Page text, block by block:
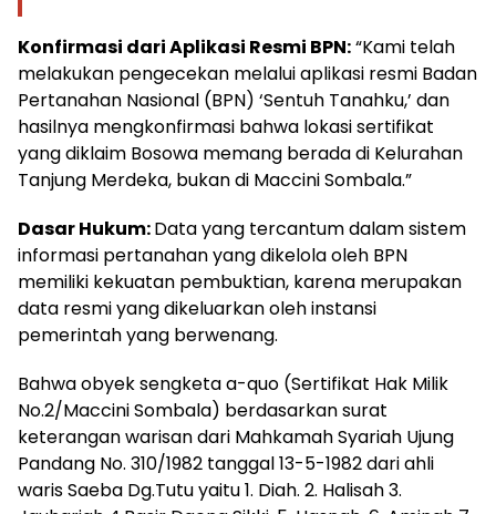
Konfirmasi dari Aplikasi Resmi BPN:“Kami telah
melakukan pengecekan melalui aplikasi resmi Badan
Pertanahan Nasional (BPN) ‘Sentuh Tanahku,’ dan
hasilnya mengkonfirmasi bahwa lokasi sertifikat
yang diklaim Bosowa memang berada di Kelurahan
Tanjung Merdeka, bukan di Maccini Sombala.”
Dasar Hukum:Data yang tercantum dalam sistem
informasi pertanahan yang dikelola oleh BPN
memiliki kekuatan pembuktian, karena merupakan
data resmi yang dikeluarkan oleh instansi
pemerintah yang berwenang.
Bahwa obyek sengketa a-quo (Sertifikat Hak Milik
No.2/Maccini Sombala) berdasarkan surat
keterangan warisan dari Mahkamah Syariah Ujung
Pandang No. 310/1982 tanggal 13-5-1982 dari ahli
waris Saeba Dg.Tutu yaitu 1. Diah. 2. Halisah 3.